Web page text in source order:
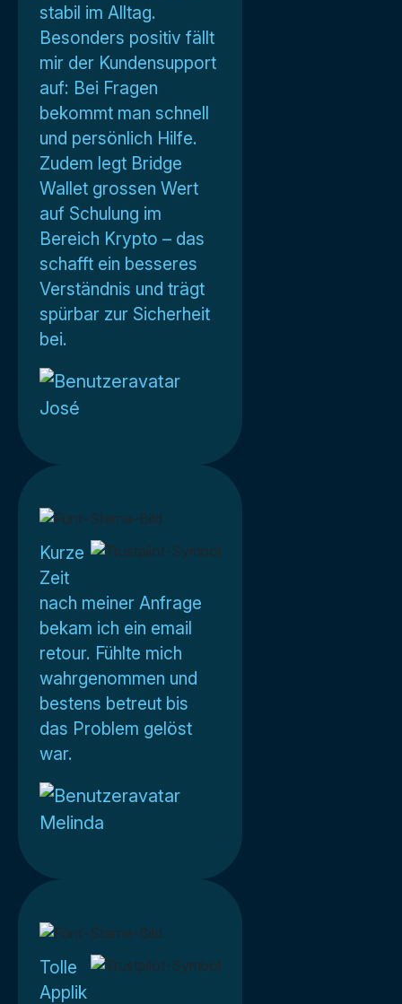
stabil im Alltag.
Besonders positiv fällt
mir der Kundensupport
auf: Bei Fragen
bekommt man schnell
und persönlich Hilfe.
Zudem legt Bridge
Wallet grossen Wert
auf Schulung im
Bereich Krypto – das
schafft ein besseres
Verständnis und trägt
spürbar zur Sicherheit
bei.
José
Kurze
Zeit
nach meiner Anfrage
bekam ich ein email
retour. Fühlte mich
wahrgenommen und
bestens betreut bis
das Problem gelöst
war.
Melinda
Tolle
Applik